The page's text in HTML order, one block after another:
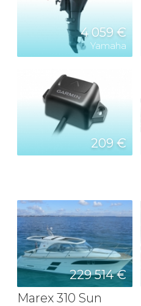
4 059 €
Yamaha
209 €
229 514 €
Marex 310 Sun